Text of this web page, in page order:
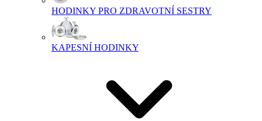
HODINKY PRO ZDRAVOTNÍ SESTRY
KAPESNÍ HODINKY